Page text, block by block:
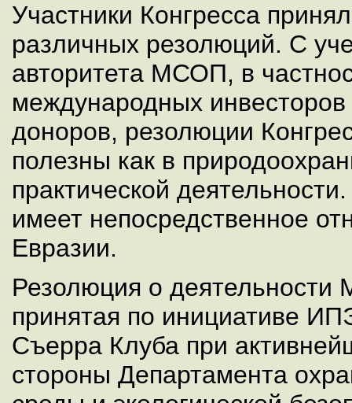
Участники Конгресса
различных резолюций. С
авторитета МСОП, в
международных
доноров, резолюции
полезны как в
практической
имеет непосредственное
Евразии.
Резолюция о
принятая по инициативе
Съерра Клуба при
стороны Департамента